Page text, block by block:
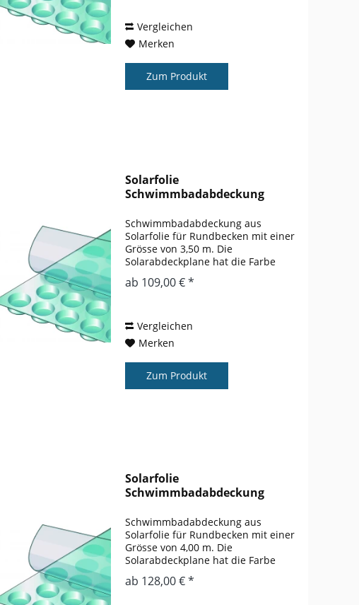
Vergleichen
Merken
Zum Produkt
Solarfolie
Schwimmbadabdeckung
Schwimmbadabdeckung aus
Solarfolie für Rundbecken mit einer
Grösse von 3,50 m. Die
Solarabdeckplane hat die Farbe
einem nicht abgedeckten Pool liegt
ab 109,00 € *
Vergleichen
Merken
Zum Produkt
Solarfolie
Schwimmbadabdeckung
Schwimmbadabdeckung aus
Solarfolie für Rundbecken mit einer
Grösse von 4,00 m. Die
Solarabdeckplane hat die Farbe
einem nicht abgedeckten Pool liegt
ab 128,00 € *